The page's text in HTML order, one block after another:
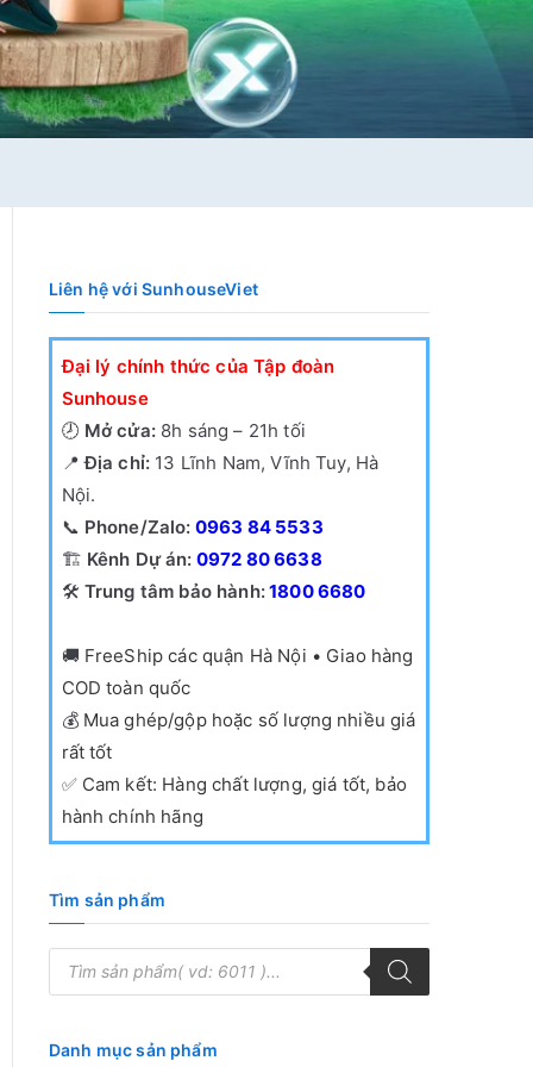
Liên hệ với SunhouseViet
Đại lý chính thức của Tập đoàn
Sunhouse
🕗 Mở cửa:8h sáng – 21h tối
📍Địa chỉ: 13 Lĩnh Nam, Vĩnh Tuy, Hà
Nội.
📞 Phone/Zalo: 0963 84 5533
🏗️ Kênh Dự án: 0972 80 6638
🛠️ Trung tâm bảo hành:1800 6680
🚚 FreeShip các quận Hà Nội • Giao hàng
COD toàn quốc
💰 Mua ghép/gộp hoặc số lượng nhiều giá
rất tốt
✅ Cam kết: Hàng chất lượng, giá tốt, bảo
hành chính hãng
Tìm sản phẩm
T
m
ế
Danh mục sản phẩm